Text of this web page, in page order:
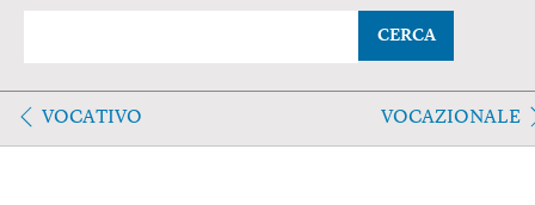
CERCA
VOCATIVO VOCAZIONALE